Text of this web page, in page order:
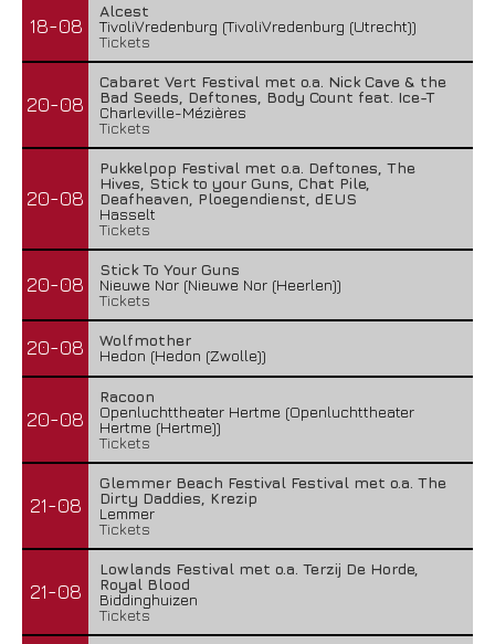
18-08
Alcest
TivoliVredenburg (TivoliVredenburg (Utrecht))
Tickets
20-08
Cabaret Vert Festival met o.a. Nick Cave & the
Bad Seeds, Deftones, Body Count feat. Ice-T
Charleville-Mézières
Tickets
20-08
Pukkelpop Festival met o.a. Deftones, The
Hives, Stick to your Guns, Chat Pile,
Deafheaven, Ploegendienst, dEUS
Hasselt
Tickets
20-08
Stick To Your Guns
Nieuwe Nor (Nieuwe Nor (Heerlen))
Tickets
20-08
Wolfmother
Hedon (Hedon (Zwolle))
20-08
Racoon
Openluchttheater Hertme (Openluchttheater
Hertme (Hertme))
Tickets
21-08
Glemmer Beach Festival Festival met o.a. The
Dirty Daddies, Krezip
Lemmer
Tickets
21-08
Lowlands Festival met o.a. Terzij De Horde,
Royal Blood
Biddinghuizen
Tickets